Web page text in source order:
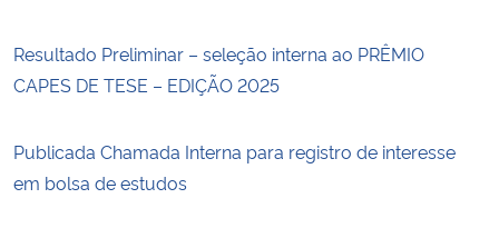
Resultado Preliminar – seleção interna ao PRÊMIO
CAPES DE TESE – EDIÇÃO 2025
Publicada Chamada Interna para registro de interesse
em bolsa de estudos